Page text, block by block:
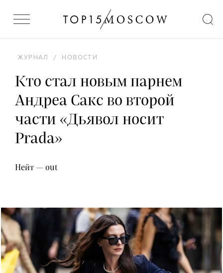
ЖУРНАЛ / НОВОСТИ
Кто стал новым парнем
Андреа Сакс во второй
части «Дьявол носит
Prada»
Нейт — out